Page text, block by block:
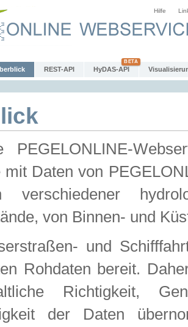
Hilfe
REST-API HyDAS-API
PEGELONLINE-
mit Daten von
verschiedener
von Binnen- und
und
Rohdaten bereit.
Richtigkeit,
der Daten